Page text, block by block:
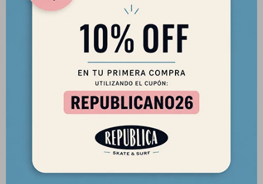
constante.
¡Estas son las ruedas con más agarre que jamás haya
Carver es una marca estadounidense de patinetas que se ha
inspirado mucho en el mundo del surf. Su objetivo es producir
surfskates de alta calidad, así como piezas y accesorios
individuales necesarios para surfear en las calles. Los surfskates
de Carver vienen en diferentes tamaños y estilos, que van desde
modernos.